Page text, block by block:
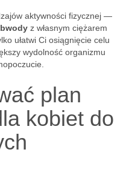
aktywności fizycznej —
z własnym ciężarem
ułatwi Ci osiągnięcie celu
wydolność organizmu
plan
kobiet do